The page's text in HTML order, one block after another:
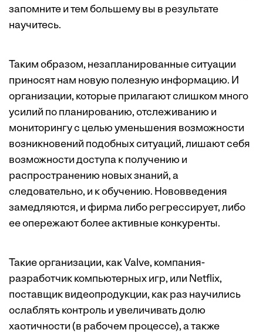
запомните и тем большему вы в результате
научитесь.
Таким образом, незапланированные ситуации
приносят нам новую полезную информацию. И
организации, которые прилагают слишком много
усилий по планированию, отслеживанию и
мониторингу с целью уменьшения возможности
возникновений подобных ситуаций, лишают себя
возможности доступа к получению и
распространению новых знаний, а
следовательно, и к обучению. Нововведения
замедляются, и фирма либо регрессирует, либо
ее опережают более активные конкуренты.
Такие организации, как Valve, компания-
разработчик компьютерных игр, или Netflix,
поставщик видеопродукции, как раз научились
ослаблять контроль и увеличивать долю
хаотичности (в рабочем процессе), а также